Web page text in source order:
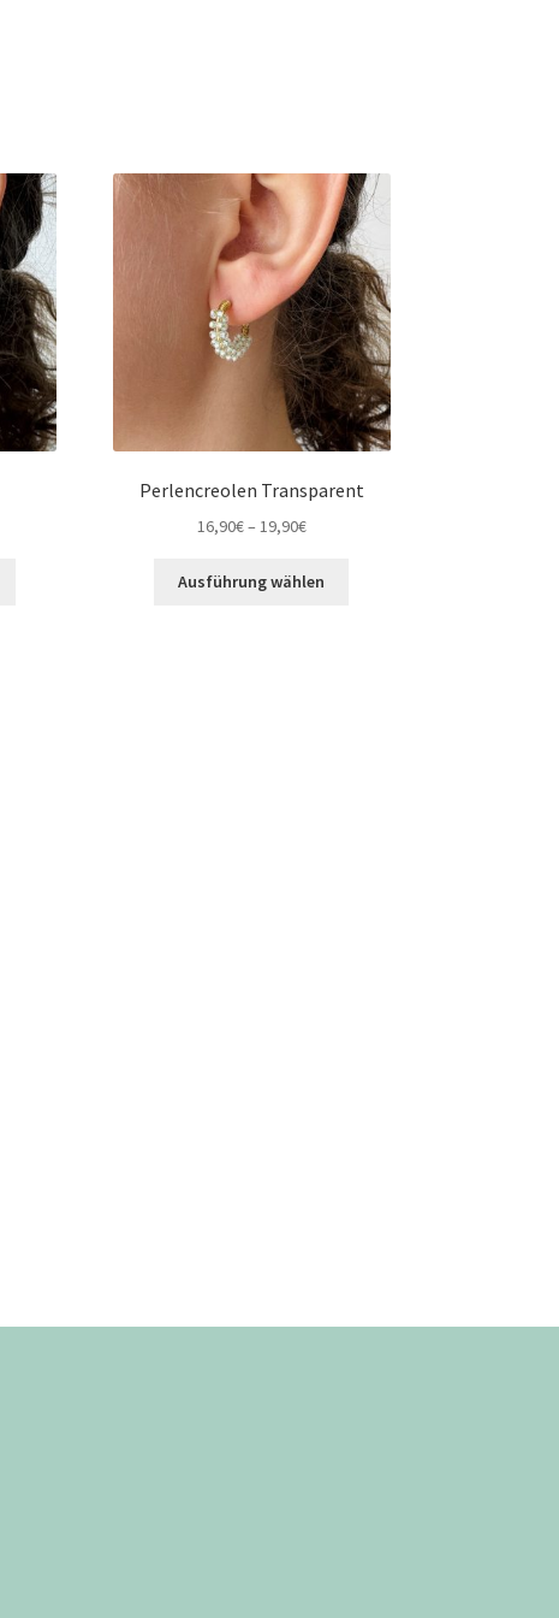
Perlencreolen Transparent
16,90€– 19,90€
Ausführung wählen